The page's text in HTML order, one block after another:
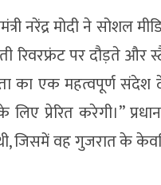
नरेंद्र मोदी ने सोशल
रिवरफ्रंट पर दौड़ते
का एक महत्वपूर्ण संदेश
प्रेरित करेगी।”
जिसमें वह गुजरात के